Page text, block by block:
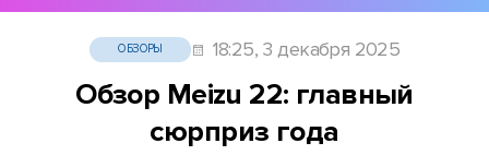
ОБЗОРЫ 18:25, 3 декабря 2025
Обзор Meizu 22: главный
сюрприз года